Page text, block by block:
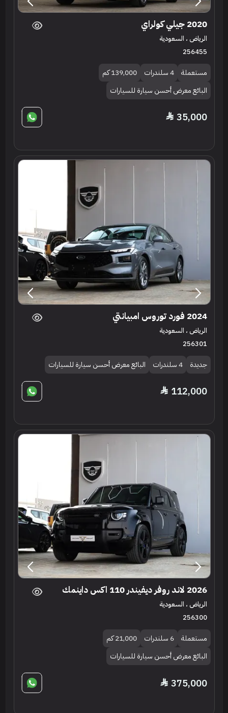
2020 جيلي كولراي
الرياض ، السعودية
256455
مستعملة 4 سلندرات
139,000 كم
البائع معرض أحسن سيارة للسيارات
35,000
2024 فورد توروس امبيانتي
الرياض ، السعودية
256301
جديدة 4 سلندرات البائع معرض أحسن سيارة للسيارات
112,000
2026 لاند روفر ديفيندر 110 اكس داينمك
الرياض ، السعودية
256300
مستعملة 6 سلندرات
21,000 كم
البائع معرض أحسن سيارة للسيارات
375,000